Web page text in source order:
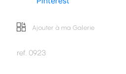
Ajouter à ma Galerie
ref. 0923